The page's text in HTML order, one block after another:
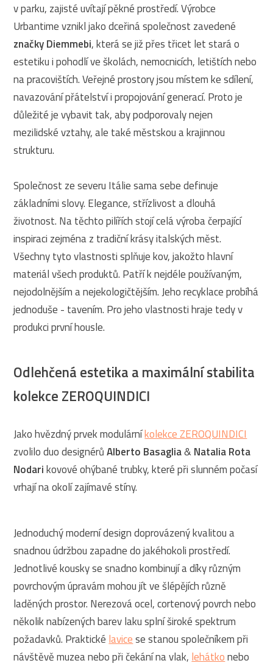
v parku, zajisté uvítají pěkné prostředí. Výrobce
Urbantime vznikl jako dceřiná společnost zavedené
značky Diemmebi, která se již přes třicet let stará o
estetiku i pohodlí ve školách, nemocnicích, letištích nebo
na pracovištích. Veřejné prostory jsou místem ke sdílení,
navazování přátelství i propojování generací. Proto je
důležité je vybavit tak, aby podporovaly nejen
mezilidské vztahy, ale také městskou a krajinnou
strukturu.
Společnost ze severu Itálie sama sebe definuje
základními slovy. Elegance, střízlivost a dlouhá
životnost. Na těchto pilířích stojí celá výroba čerpající
inspiraci zejména z tradiční krásy italských měst.
Všechny tyto vlastnosti splňuje kov, jakožto hlavní
materiál všech produktů. Patří k nejdéle používaným,
nejodolnějším a nejekologičtějším. Jeho recyklace probíhá
jednoduše - tavením. Pro jeho vlastnosti hraje tedy v
produkci první housle.
Odlehčená estetika a maximální stabilita
kolekce ZEROQUINDICI
Jako hvězdný prvek modulárníkolekce ZEROQUINDICI
zvolilo duo designérůAlberto Basaglia&Natalia Rota
Nodarikovové ohýbané trubky, které při slunném počasí
vrhají na okolí zajímavé stíny.
Jednoduchý moderní design doprovázený kvalitou a
snadnou údržbou zapadne do jakéhokoli prostředí.
Jednotlivé kousky se snadno kombinují a díky různým
povrchovým úpravám mohou jít ve šlépějích různě
laděných prostor. Nerezová ocel, cortenový povrch nebo
několik nabízených barev laku splní široké spektrum
požadavků. Praktické lavicese stanou společníkem při
návštěvě muzea nebo při čekání na vlak, lehátkonebo